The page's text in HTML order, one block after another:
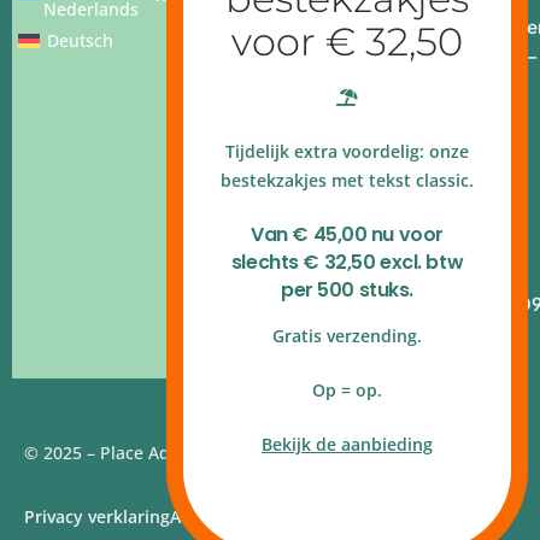
Nederlands
Deutsch
Ma - vr: 9.00 –
Google
reviews
140.54.790
B.T.W.nr
© 2025 – Place Add | Website doorWebstudio 7
Privacy verklaringAlgemene voorwaarden
Tijdelijk extra voordelig: onze
bestekzakjes met tekst classic.
Van € 45,00 nu voor
slechts € 32,50 excl. btw
per 500 stuks.
Gratis verzending.
Op = op.
Bekijk de aanbieding